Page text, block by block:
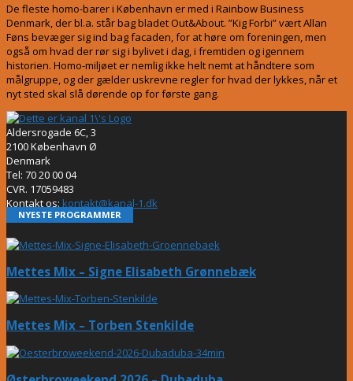
De fleste homo-barer i København er med i Rainbow Business
Denmark, der bl.a. står bag bladet Out&About. ”Kig Forbi” vært Allan
Føns bevæger sig ind bag facaden, for at høre om foreningen, men
også om hvad der rør sig i bylivet i dag, i fremtiden og igennem
historien. Homo-miljøet er nemlig ikke helt nemt at håndtere som
målgruppe, og der gælder uskrevne regler for hvad der lykkes, når et
nyt sted skal slå dørende op for første gang.
Aldersrogade 6C, 3
2100 København Ø
Denmark
Tel: 70 20 00 04
CVR. 17059483
Kontakt os: kontakt@kanal-1.dk
NYESTE PROGRAMMER
Mettes Mix – Signe Elisabeth Grønnebæk
Mettes Mix – Torben Stenkilde